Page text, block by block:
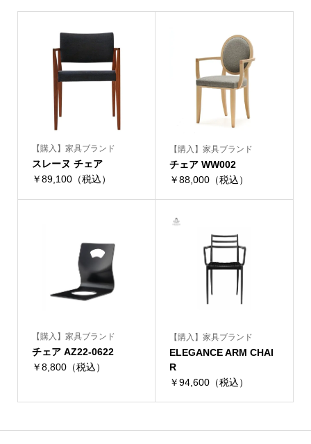
【購入】家具ブランド
スレーヌ チェア
￥89,100（税込）
【購入】家具ブランド
チェア WW002
￥88,000（税込）
【購入】家具ブランド
チェア AZ22-0622
￥8,800（税込）
【購入】家具ブランド
ELEGANCE ARM CHAI
R
￥94,600（税込）